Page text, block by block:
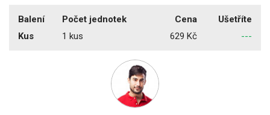
Balení Počet jednotek Cena
Ušetříte
Kus
1 kus 629 Kč ---